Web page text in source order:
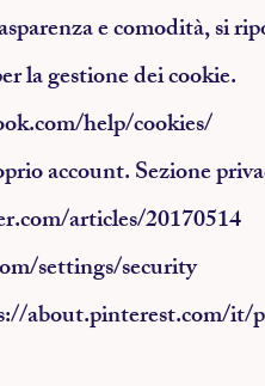
e comodità, si
la gestione dei cookie.
help/cookies/
account. Sezione
articles/20170514
settings/security
about.pinterest.com/it/